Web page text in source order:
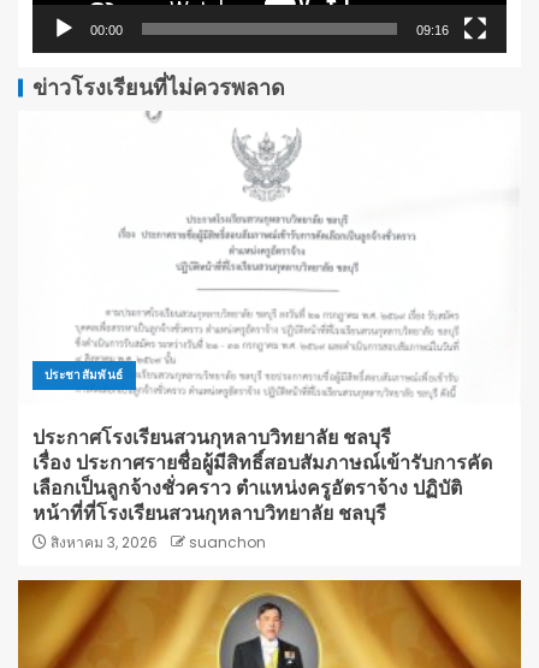
00:00 09:16
ข่าวโรงเรียนที่ไม่ควรพลาด
ประชาสัมพันธ์
ประกาศโรงเรียนสวนกุหลาบวิทยาลัย ชลบุรี
เรื่อง ประกาศรายชื่อผู้มีสิทธิ์สอบสัมภาษณ์เข้ารับการคัด
เลือกเป็นลูกจ้างชั่วคราว ตำแหน่งครูอัตราจ้าง ปฏิบัติ
หน้าที่ที่โรงเรียนสวนกุหลาบวิทยาลัย ชลบุรี
สิงหาคม 3, 2026 suanchon